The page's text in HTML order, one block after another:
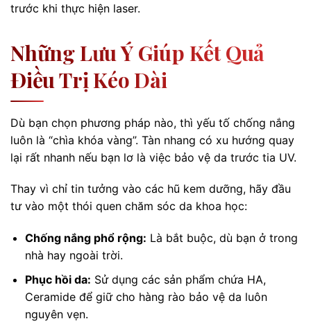
trước khi thực hiện laser.
Những Lưu Ý Giúp Kết Quả
Điều Trị Kéo Dài
Dù bạn chọn phương pháp nào, thì yếu tố chống nắng
luôn là “chìa khóa vàng”. Tàn nhang có xu hướng quay
lại rất nhanh nếu bạn lơ là việc bảo vệ da trước tia UV.
Thay vì chỉ tin tưởng vào các hũ kem dưỡng, hãy đầu
tư vào một thói quen chăm sóc da khoa học:
Chống nắng phổ rộng: Là bắt buộc, dù bạn ở trong
nhà hay ngoài trời.
Phục hồi da: Sử dụng các sản phẩm chứa HA,
Ceramide để giữ cho hàng rào bảo vệ da luôn
nguyên vẹn.